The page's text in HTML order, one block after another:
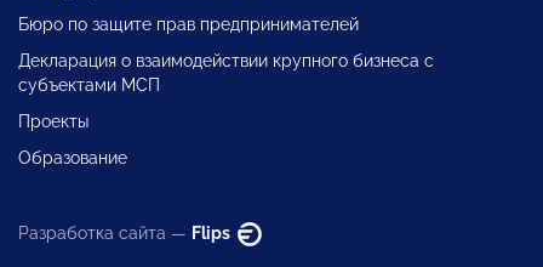
Бюро по защите прав предпринимателей
Декларация о взаимодействии крупного бизнеса с
субъектами МСП
Проекты
Образование
Разработка сайта — Flips